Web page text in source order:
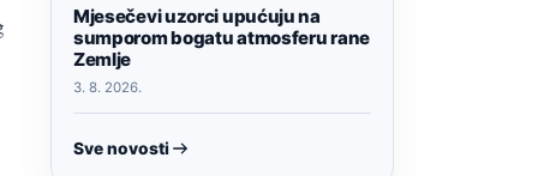
Mjesečevi uzorci upućuju na
sumporom bogatu atmosferu rane
Zemlje
3. 8. 2026.
Sve novosti